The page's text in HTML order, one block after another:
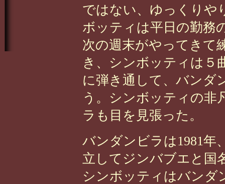
ではない、ゆっくりや
ボッティは平日の勤務
次の週末がやってきて
き、シンボッティは５
に弾き通して、バンダ
う。シンボッティの非
ラも目を見張った。
バンダンビラは1981年
立してジンバブエと国
シンボッティはバンダ